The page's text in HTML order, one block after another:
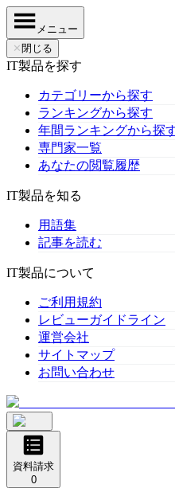
メニュー
✕ 閉じる
IT製品を探す
カテゴリーから探す
ランキングから探す
年間ランキングから探
専門家一覧
あなたの閲覧履歴
IT製品を知る
用語集
記事を読む
IT製品について
ご利用規約
レビューガイドライン
運営会社
サイトマップ
お問い合わせ
資料請求
0